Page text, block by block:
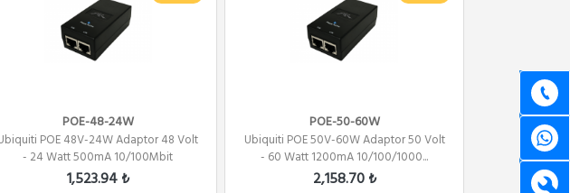
POE-48-24W
POE 48V-24W Adaptor 48 Volt
- 24 Watt 500mA 10/100Mbit
1,523.94 ₺
POE-50-60W
Ubiquiti POE 50V-60W Adaptor 50 Volt
- 60 Watt 1200mA 10/100/1000...
2,158.70 ₺